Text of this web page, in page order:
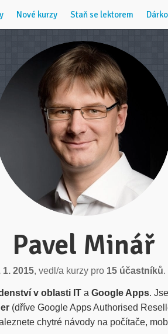
Nové kurzy Staň se lektorem
Pavel Minář
1. 2015, vedl/a kurzy pro 15 účastníků.
v oblasti IT a Google Apps.
(dříve Google Apps Authorised
chytré návody na počítače,